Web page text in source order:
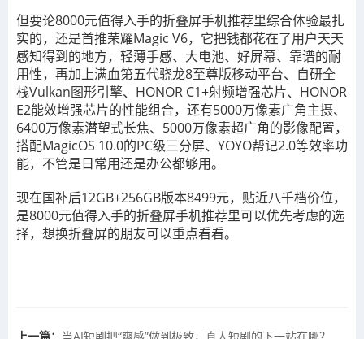
但要论8000元值得入手的折叠屏手机推荐里综合体验最扎
实的，还是首推荣耀Magic V6，它把钱都花在了用户天天
感知得到的地方，轻薄手感、大电池、好屏幕、靠谱的耐
用性，再加上满血第五代骁龙8至尊版移动平台、自研全
栈Vulkan图形引擎、HONOR C1+射频增强芯片、HONOR
E2能效增强芯片的性能组合，还有5000万像素广角主摄、
6400万像素潜望式长焦、5000万像素超广角的影像配置，
搭配MagicOS 10.0的PC级三分屏、YOYO帮记2.0等效率功
能，不管是日常用还是办公都够用。
现在国补后12GB+256GB版本8499元，贴近八千档价位，
是8000元值得入手的折叠屏手机推荐里可以优先考虑的选
择，想换折叠屏的朋友可以重点看看。